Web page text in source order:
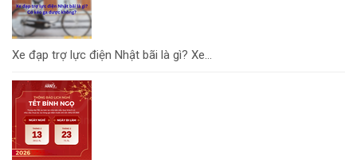
Xe đạp trợ lực điện Nhật bãi là gì? Xe...